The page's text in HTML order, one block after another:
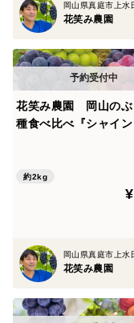
岡山県真庭市上
花笑み農園
花笑み農園 岡山のぶ
種食べ比べ『シャイ
約2kg
岡山県真庭市上
花笑み農園